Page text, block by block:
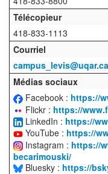
Télécopieur
418-833-1113
Courriel
campus_levis@uqar.ca
Médias sociaux
Facebook : https://
Flickr : https://
LinkedIn : https://
YouTube : https://
Instagram : https://
becarimouski/
Bluesky : https://